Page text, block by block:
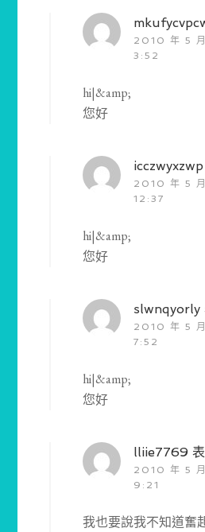
2010 年 5
3:52
hi|&amp;
您好
icczwyxzwp
2010 年 5
12:37
hi|&amp;
您好
slwnqyorly
2010 年 5 月
7:52
hi|&amp;
您好
lliie7769
2010 年 5
9:21
我也要說我不知道奮